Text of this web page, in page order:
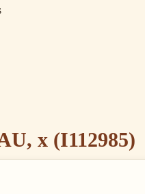
x (I112985)